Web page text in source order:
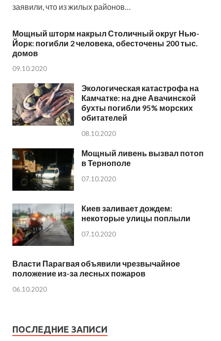
заявили, что из жилых районов…
Мощный шторм накрыл Столичный округ Нью-
Йорк: погибли 2 человека, обесточены 200 тыс.
домов
09.10.2020
Экологическая катастрофа на
Камчатке: на дне Авачинской
бухты погибли 95% морских
обитателей
08.10.2020
Мощный ливень вызвал потоп
в Тернополе
07.10.2020
Киев заливает дождем:
некоторые улицы поплыли
07.10.2020
Власти Парагвая объявили чрезвычайное
положение из-за лесных пожаров
06.10.2020
ПОСЛЕДНИЕ ЗАПИСИ